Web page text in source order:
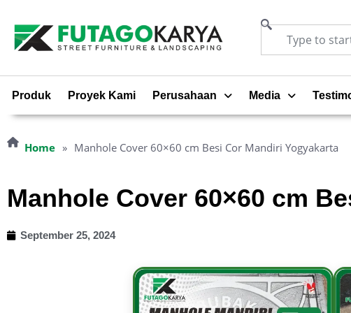
Produk Proyek Kami Perusahaan Media
Home » Manhole Cover 60×60 cm Besi Cor Mandiri Yogyakarta
Manhole Cover 60×60 cm
September 25, 2024